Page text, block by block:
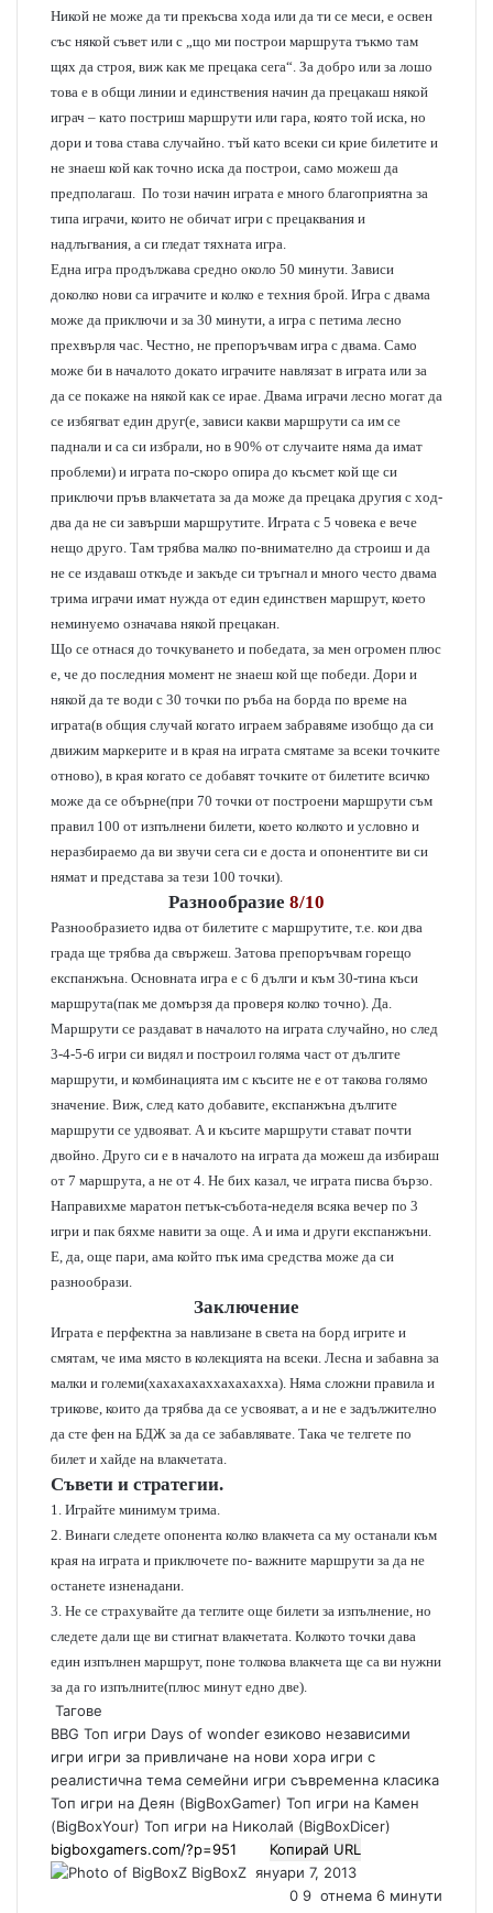
Никой не може да ти прекъсва хода или да ти се меси, е освен
със някой съвет или с „що ми построи маршрута тъкмо там
щях да строя, виж как ме прецака сега“. За добро или за лошо
това е в общи линии и единствения начин да прецакаш някой
играч – като постриш маршрути или гара, която той иска, но
дори и това става случайно. тъй като всеки си крие билетите и
не знаеш кой как точно иска да построи, само можеш да
предполагаш. По този начин играта е много благоприятна за
типа играчи, които не обичат игри с прецаквания и
надлъгвания, а си гледат тяхната игра.
Една игра продължава средно около 50 минути. Зависи
доколко нови са играчите и колко е техния брой. Игра с двама
може да приключи и за 30 минути, а игра с петима лесно
прехвърля час. Честно, не препоръчвам игра с двама. Само
може би в началото докато играчите навлязат в играта или за
да се покаже на някой как се ирае. Двама играчи лесно могат да
се избягват един друг(е, зависи какви маршрути са им се
паднали и са си избрали, но в 90% от случаите няма да имат
проблеми) и играта по-скоро опира до късмет кой ще си
приключи пръв влакчетата за да може да прецака другия с ход-
два да не си завърши маршрутите. Играта с 5 човека е вече
нещо друго. Там трябва малко по-внимателно да строиш и да
не се издаваш откъде и закъде си тръгнал и много често двама
трима играчи имат нужда от един единствен маршрут, което
неминуемо означава някой прецакан.
Що се отнася до точкуването и победата, за мен огромен плюс
е, че до последния момент не знаеш кой ще победи. Дори и
някой да те води с 30 точки по ръба на борда по време на
играта(в общия случай когато играем забравяме изобщо да си
движим маркерите и в края на играта смятаме за всеки точките
отново), в края когато се добавят точките от билетите всичко
може да се обърне(при 70 точки от построени маршрути съм
правил 100 от изпълнени билети, което колкото и условно и
неразбираемо да ви звучи сега си е доста и опонентите ви си
нямат и представа за тези 100 точки).
Разнообразие 8/10
Разнообразието идва от билетите с маршрутите, т.е. кои два
града ще трябва да свържеш. Затова препоръчвам горещо
експанжъна. Основната игра е с 6 дълги и към 30-тина къси
маршрута(пак ме домързя да проверя колко точно). Да.
Маршрути се раздават в началото на играта случайно, но след
3-4-5-6 игри си видял и построил голяма част от дългите
маршрути, и комбинацията им с късите не е от такова голямо
значение. Виж, след като добавите, експанжъна дългите
маршрути се удвояват. А и късите маршрути стават почти
двойно. Друго си е в началото на играта да можеш да избираш
от 7 маршрута, а не от 4. Не бих казал, че играта писва бързо.
Направихме маратон петък-събота-неделя всяка вечер по 3
игри и пак бяхме навити за още. А и има и други експанжъни.
Е, да, още пари, ама който пък има средства може да си
разнообрази.
Заключение
Играта е перфектна за навлизане в света на борд игрите и
смятам, че има място в колекцията на всеки. Лесна и забавна за
малки и големи(хахахахаххахахахха). Няма сложни правила и
трикове, които да трябва да се усвояват, а и не е задължително
да сте фен на БДЖ за да се забавлявате. Така че телгете по
билет и хайде на влакчетата.
Съвети и стратегии.
1. Играйте минимум трима.
2. Винаги следете опонента колко влакчета са му останали към
края на играта и приключете по- важните маршрути за да не
останете изненадани.
3. Не се страхувайте да теглите още билети за изпълнение, но
следете дали ще ви стигнат влакчетата. Колкото точки дава
един изпълнен маршрут, поне толкова влакчета ще са ви нужни
за да го изпълните(плюс минут едно две).
Тагове
BBG Топ игри Days of wonder езиково независими
игри игри за привличане на нови хора игри с
реалистична тема семейни игри съвременна класика
Топ игри на Деян (BigBoxGamer) Топ игри на Камен
(BigBoxYour) Топ игри на Николай (BigBoxDicer)
Копирай URL
BigBoxZ S
януари 7, 2013
0 9 отнема 6 минути